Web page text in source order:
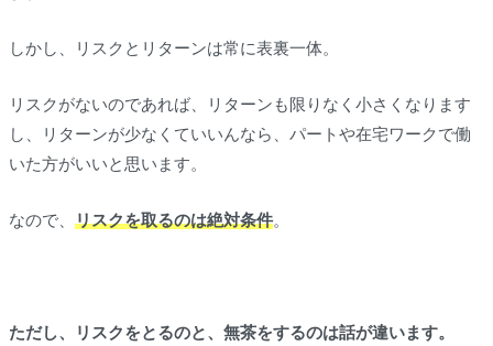
しかし、リスクとリターンは常に表裏一体。
リスクがないのであれば、リターンも限りなく小さくなります
し、リターンが少なくていいんなら、パートや在宅ワークで働
いた方がいいと思います。
なので、 リスクを取るのは絶対条件。
ただし、リスクをとるのと、無茶をするのは話が違います。